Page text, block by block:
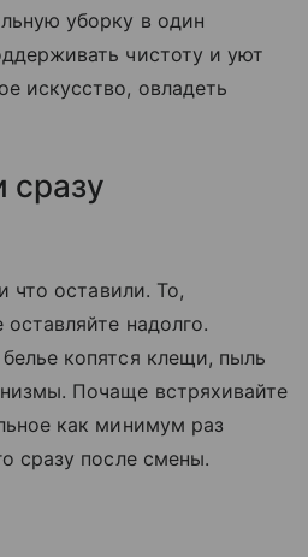
уборку в один
чистоту и уют
искусство, овладеть
сразу
что оставили. То,
надолго.
копятся клещи, пыль
Почаще встряхивайте
как минимум раз
сразу после смены.